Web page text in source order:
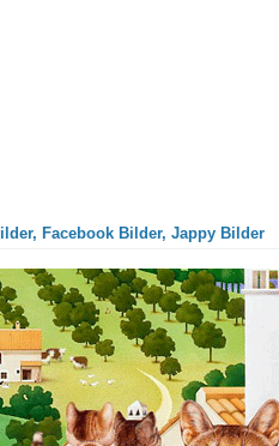
Facebook Bilder, Jappy Bilder